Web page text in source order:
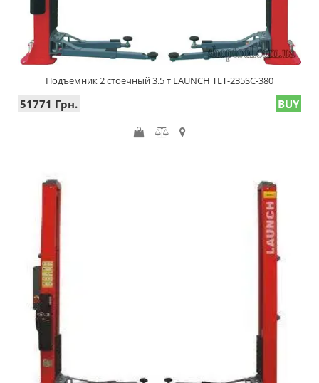
Подъемник 2 стоечный 3.5 т LAUNCH TLT-235SC-380
51771 Грн. BUY